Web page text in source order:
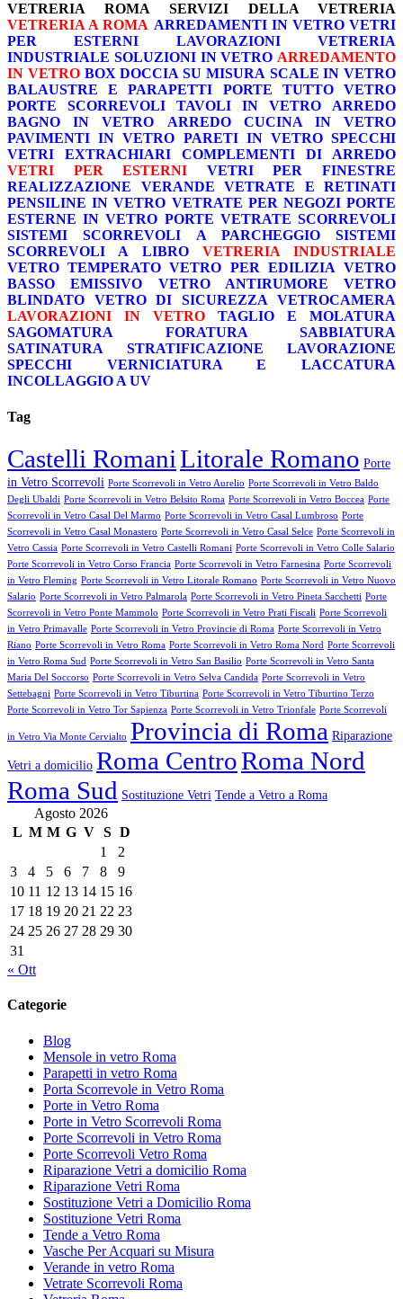
VETRERIA ROMA
SERVIZI DELLA VETRERIA
VETRERIA A ROMA ARREDAMENTI IN VETRO VETRI
PER ESTERNI
LAVORAZIONI
VETRERIA
INDUSTRIALE SOLUZIONI IN VETRO ARREDAMENTO
IN VETRO BOX DOCCIA SU MISURA SCALE IN VETRO
BALAUSTRE E PARAPETTI
PORTE TUTTO VETRO
PORTE SCORREVOLI
TAVOLI IN VETRO
ARREDO
BAGNO IN VETRO
ARREDO CUCINA IN VETRO
PAVIMENTI IN VETRO PARETI IN VETRO SPECCHI
VETRI EXTRACHIARI
COMPLEMENTI DI ARREDO
VETRI PER ESTERNI
VETRI PER FINESTRE
REALIZZAZIONE VERANDE
VETRATE E RETINATI
PENSILINE IN VETRO VETRATE PER NEGOZI PORTE
ESTERNE IN VETRO PORTE VETRATE SCORREVOLI
SISTEMI SCORREVOLI A PARCHEGGIO
SISTEMI
SCORREVOLI A LIBRO
VETRERIA INDUSTRIALE
VETRO TEMPERATO VETRO PER EDILIZIA VETRO
BASSO EMISSIVO
VETRO ANTIRUMORE
VETRO
BLINDATO
VETRO DI SICUREZZA
VETROCAMERA
LAVORAZIONI IN VETRO
TAGLIO E MOLATURA
SAGOMATURA
FORATURA
SABBIATURA
SATINATURA
STRATIFICAZIONE
LAVORAZIONE
SPECCHI
VERNICIATURA E LACCATURA
INCOLLAGGIO A UV
Tag
Castelli RomaniLitorale Romano Porte
in Vetro Scorrevoli Porte Scorrevoli in Vetro Aurelio Porte Scorrevoli in Vetro Baldo
Degli Ubaldi Porte Scorrevoli in Vetro Belsito Roma Porte Scorrevoli in Vetro Boccea Porte
Scorrevoli in Vetro Casal Del Marmo Porte Scorrevoli in Vetro Casal Lumbroso Porte
Scorrevoli in Vetro Casal Monastero Porte Scorrevoli in Vetro Casal Selce Porte Scorrevoli in
Vetro Cassia Porte Scorrevoli in Vetro Castelli Romani Porte Scorrevoli in Vetro Colle Salario
Porte Scorrevoli in Vetro Corso Francia Porte Scorrevoli in Vetro Farnesina Porte Scorrevoli
in Vetro Fleming Porte Scorrevoli in Vetro Litorale Romano Porte Scorrevoli in Vetro Nuovo
Salario Porte Scorrevoli in Vetro Palmarola Porte Scorrevoli in Vetro Pineta Sacchetti Porte
Scorrevoli in Vetro Ponte Mammolo Porte Scorrevoli in Vetro Prati Fiscali Porte Scorrevoli
in Vetro Primavalle Porte Scorrevoli in Vetro Provincie di Roma Porte Scorrevoli in Vetro
Riano Porte Scorrevoli in Vetro Roma Porte Scorrevoli in Vetro Roma Nord Porte Scorrevoli
in Vetro Roma Sud Porte Scorrevoli in Vetro San Basilio Porte Scorrevoli in Vetro Santa
Maria Del Soccorso Porte Scorrevoli in Vetro Selva Candida Porte Scorrevoli in Vetro
Settebagni Porte Scorrevoli in Vetro Tiburtina Porte Scorrevoli in Vetro Tiburtino Terzo
Porte Scorrevoli in Vetro Tor Sapienza Porte Scorrevoli in Vetro Trionfale Porte Scorrevoli
in Vetro Via Monte Cervialto Provincia di Roma Riparazione
Vetri a domicilio Roma CentroRoma Nord
Roma Sud Sostituzione Vetri Tende a Vetro a Roma
Agosto 2026
L M M G V S D
1
2
3
4 5 6 7 8
9
10 11 12 13 14 15 16
17 18 19 20 21 22 23
24 25 26 27 28 29 30
31
« Ott
Categorie
Blog
Mensole in vetro Roma
Parapetti in vetro Roma
Porta Scorrevole in Vetro Roma
Porte in Vetro Roma
Porte in Vetro Scorrevoli Roma
Porte Scorrevoli in Vetro Roma
Porte Scorrevoli Vetro Roma
Riparazione Vetri a domicilio Roma
Riparazione Vetri Roma
Sostituzione Vetri a Domicilio Roma
Sostituzione Vetri Roma
Tende a Vetro Roma
Vasche Per Acquari su Misura
Verande in vetro Roma
Vetrate Scorrevoli Roma